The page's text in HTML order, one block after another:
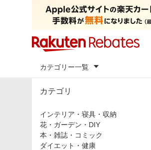
カテゴリー一覧
カテゴリ
インテリア・寝具・収納
花・ガーデン・DIY
本・雑誌・コミック
ダイエット・健康